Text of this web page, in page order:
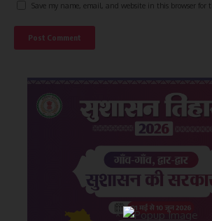
Save my name, email, and website in this browser for
×